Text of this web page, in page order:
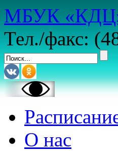
МБУК
Тел./факс:
О нас